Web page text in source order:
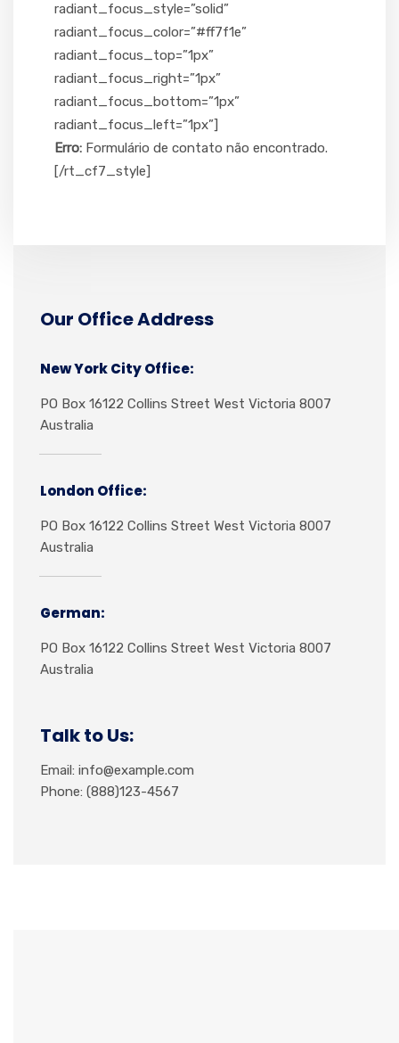
radiant_focus_style=”solid”
radiant_focus_color=”#ff7f1e”
radiant_focus_top=”1px”
radiant_focus_right=”1px”
radiant_focus_bottom=”1px”
radiant_focus_left=”1px”]
Erro: Formulário de contato não encontrado.
[/rt_cf7_style]
Our Office Address
New York City Office:
PO Box 16122 Collins Street West Victoria 8007
Australia
London Office:
PO Box 16122 Collins Street West Victoria 8007
Australia
German:
PO Box 16122 Collins Street West Victoria 8007
Australia
Talk to Us:
Email: info@example.com
Phone: (888)123-4567